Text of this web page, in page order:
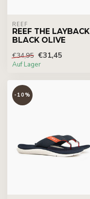
REEF
REEF THE LAYBACK
BLACK OLIVE
€34,95 €31,45
Auf Lager
-10%